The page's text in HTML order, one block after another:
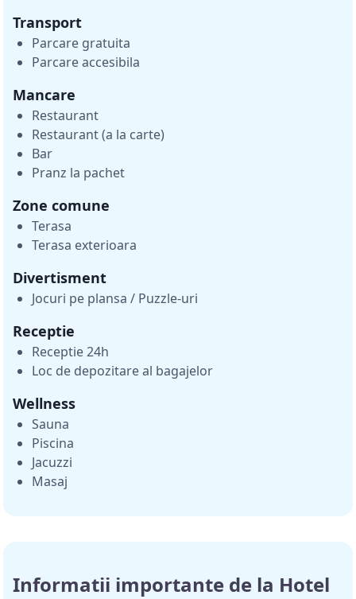
Transport
Parcare gratuita
Parcare accesibila
Mancare
Restaurant
Restaurant (a la carte)
Bar
Pranz la pachet
Zone comune
Terasa
Terasa exterioara
Divertisment
Jocuri pe plansa / Puzzle-uri
Receptie
Receptie 24h
Loc de depozitare al bagajelor
Wellness
Sauna
Piscina
Jacuzzi
Masaj
Informatii importante de la Hotel